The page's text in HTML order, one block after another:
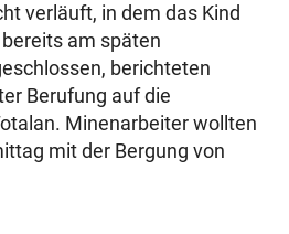
verläuft, in dem das Kind
am späten
berichteten
Berufung auf die
Minenarbeiter wollten
mit der Bergung von